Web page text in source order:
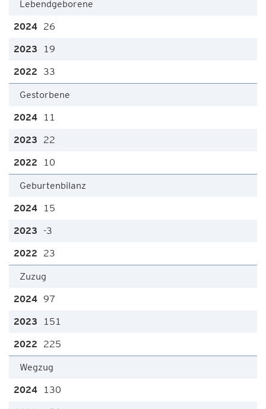
Lebendgeborene
26
19
33
Gestorbene
11
22
10
Geburtenbilanz
15
-3
23
Zuzug
97
151
225
Wegzug
130